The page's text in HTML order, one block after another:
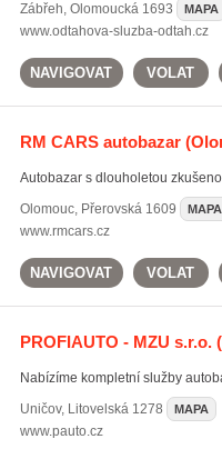
Zábřeh, Olomoucká 1693 MAPA
www.odtahova-sluzba-odtah.cz
NAVIGOVAT VOLAT
RM CARS autobazar
Autobazar s dlouholetou
Olomouc, Přerovská 1609 MAPA
www.rmcars.cz
NAVIGOVAT VOLAT
PROFIAUTO - MZU s.r.o.
Nabízíme kompletní služby
Uničov, Litovelská 1278 MAPA
www.pauto.cz